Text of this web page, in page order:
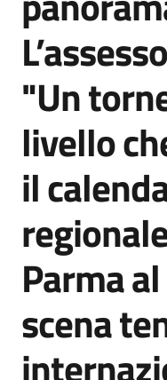
"Un
livello
il
Parma
scena